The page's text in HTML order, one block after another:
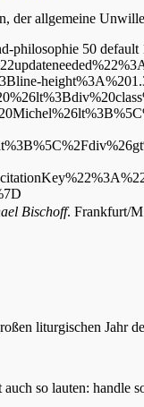
der allgemeine
philosophie 50 default
Bischoff. Frankfurt/
liturgischen Jahr
so lauten: handle